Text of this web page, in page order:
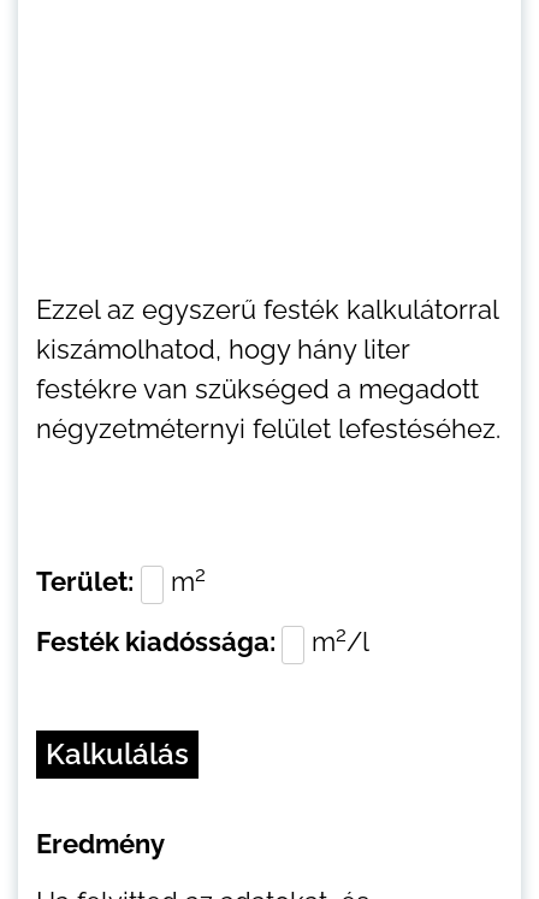
Ezzel az egyszerű festék kalkulátorral
kiszámolhatod, hogy hány liter
festékre van szükséged a megadott
négyzetméternyi felület lefestéséhez.
Terület: m2
Festék kiadóssága: m2/l
Kalkulálás
Eredmény